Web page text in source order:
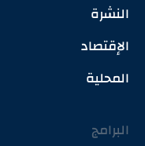
النشرة
الإقتصاد
المحلية
البرامج